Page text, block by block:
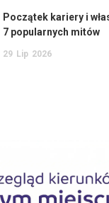
Początek kariery i
7 popularnych mitów
29 Lip 2026